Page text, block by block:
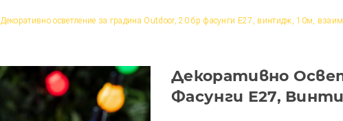
Декоративно осветление за градина Outdoor, 20 бp фасунги Е27, винтидж, 10м,
Декоративно
Фасунги Е27,